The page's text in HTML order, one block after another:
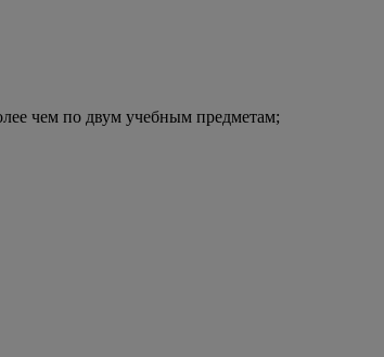
чем по двум учебным предметам;